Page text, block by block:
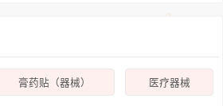
膏药贴（器械） 医疗器械